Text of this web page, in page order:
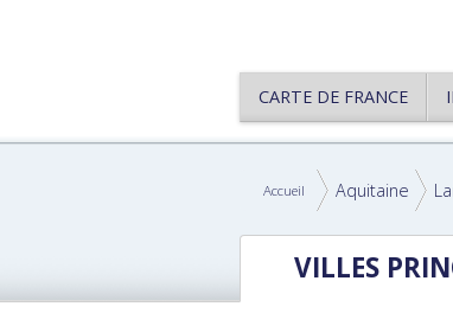
CARTE DE FRANCE
Accueil Aquitaine
VILLES